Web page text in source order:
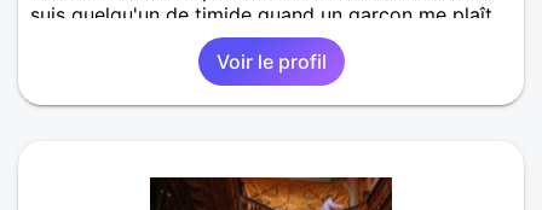
suis quelqu'un de timide quand un garçon me plaît
et c'est pourquoi j'ai besoin d'être rassurée et c'est
pour ça aussi que je suis là.
Voir le profil